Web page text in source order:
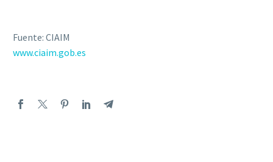
Fuente: CIAIM
www.ciaim.gob.es